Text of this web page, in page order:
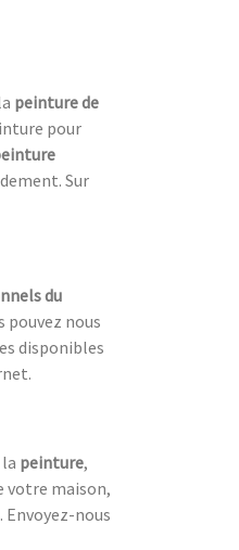
peinture de
pour
Sur
du
pouvez nous
disponibles
peinture,
votre maison,
. Envoyez-nous